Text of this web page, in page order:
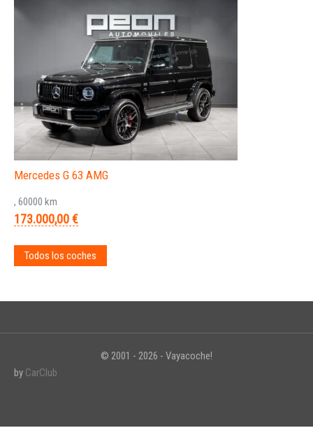
Mercedes G 63 AMG
, 60000 km
173.000,00 €
Todos los coches
© 2001 - 2026 - Vayacoche!
by CarClub